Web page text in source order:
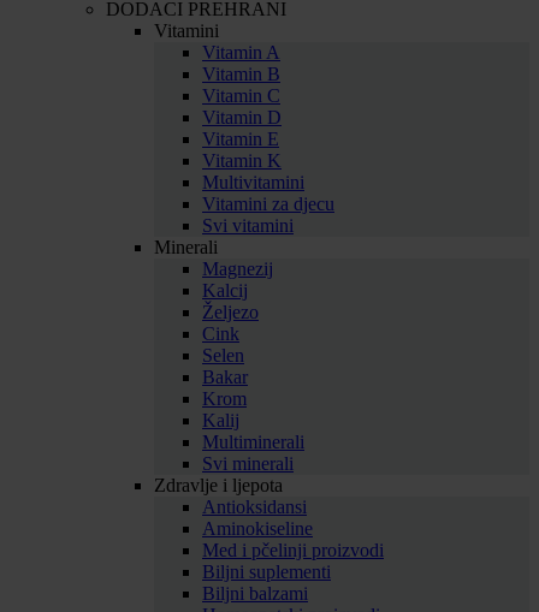
DODACI PREHRANI
Vitamini
Vitamin A
Vitamin B
Vitamin C
Vitamin D
Vitamin E
Vitamin K
Multivitamini
Vitamini za djecu
Svi vitamini
Minerali
Magnezij
Kalcij
Željezo
Cink
Selen
Bakar
Krom
Kalij
Multiminerali
Svi minerali
Zdravlje i ljepota
Antioksidansi
Aminokiseline
Med i pčelinji proizvodi
Biljni suplementi
Biljni balzami